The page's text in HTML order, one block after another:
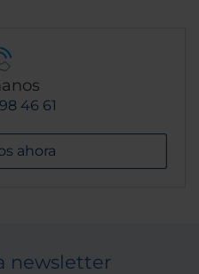
46 61
ahora
newsletter